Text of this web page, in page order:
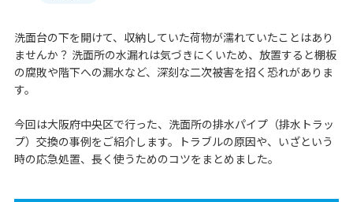
洗面台の下を開けて、収納していた荷物が濡れていたことはあり
ませんか？ 洗面所の水漏れは気づきにくいため、放置すると棚板
の腐敗や階下への漏水など、深刻な二次被害を招く恐れがありま
す。
今回は大阪府中央区で行った、洗面所の排水パイプ（排水トラッ
プ）交換の事例をご紹介します。トラブルの原因や、いざという
時の応急処置、長く使うためのコツをまとめました。